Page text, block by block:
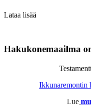
Lataa lisää
Hakukonemaailma
Ikkunaremontin
Lue